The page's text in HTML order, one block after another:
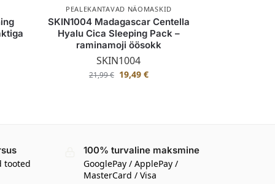
PEALEKANTAVAD NÄOMASKID
SKIN1004 Madagascar Centella
Hyalu Cica Sleeping Pack –
raminamoji öösokk
SKIN1004
21,99€ 19,49 €
tooted
100% turvaline maksmine
GooglePay / ApplePay /
MasterCard / Visa